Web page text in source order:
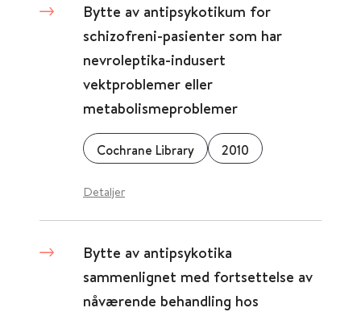
Bytte av antipsykotikum for
schizofreni-pasienter som har
nevroleptika-indusert
vektproblemer eller
metabolismeproblemer
Cochrane Library 2010
Detaljer
Bytte av antipsykotika
sammenlignet med fortsettelse av
nåværende behandling hos